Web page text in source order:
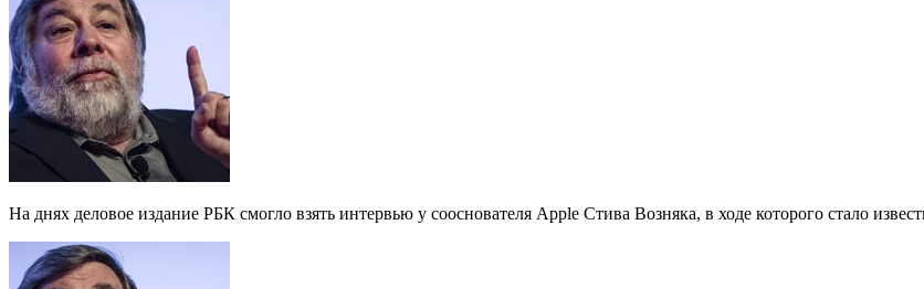
На днях деловое издание РБК смогло взять интервью у сооснователя Apple Стива Возняка, в ходе которого стало